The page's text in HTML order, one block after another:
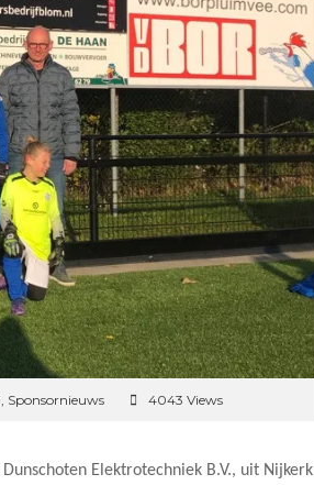
, Sponsornieuws 4043 Views
Elektrotechniek B.V., uit Nijkerk